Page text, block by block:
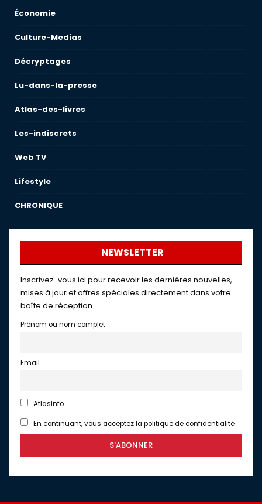
Économie
Culture-Medias
Décryptages
Lu-dans-la-presse
Atlas-des-livres
Les-indiscrets
Web TV
Lifestyle
CHRONIQUE
NEWSLETTER
Inscrivez-vous ici pour recevoir les dernières nouvelles,
mises à jour et offres spéciales directement dans votre
boîte de réception.
Prénom ou nom complet
Email
AtlasInfo
En continuant, vous acceptez la politique de confidentialité